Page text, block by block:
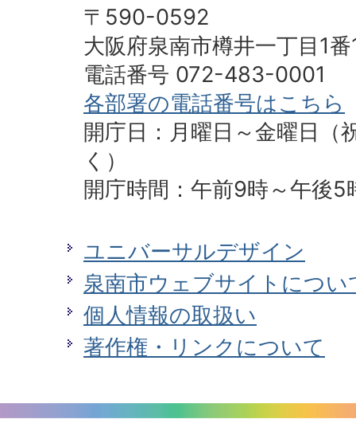
〒590-0592
大阪府泉南市樽井一丁目1番
電話番号 072-483-0001
各部署の電話番号はこちら
開庁日：月曜日～金曜日（
く）
開庁時間：午前9時～午後5
ユニバーサルデザイン
泉南市ウェブサイトについ
個人情報の取扱い
著作権・リンクについて